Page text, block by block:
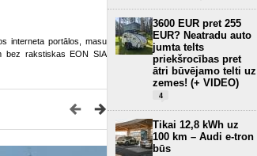
interneta portālos, masu
bez rakstiskas EON SIA
3600 EUR pret 255
EUR? Neatradu auto
jumta telts
priekšrocības pret
ātri būvējamo telti uz
zemes! (+ VIDEO)
4
Tikai 12,8 kWh uz
100 km – Audi e-tron
būs